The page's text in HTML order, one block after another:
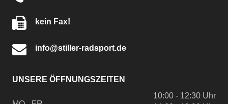
kein Fax!
info@stiller-radsport.de
UNSERE ÖFFNUNGSZEITEN
10:00 - 12:30 Uhr